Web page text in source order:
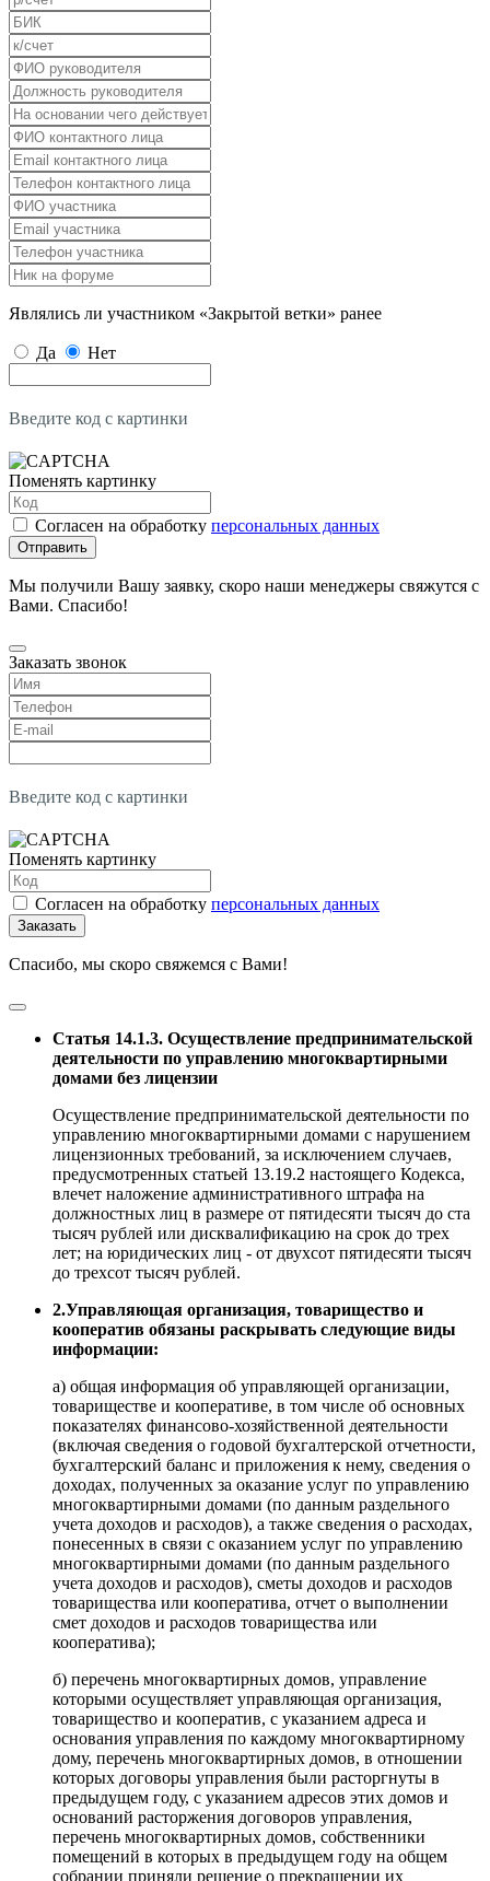
Являлись ли участником «Закрытой ветки» ранее
Да Нет
Введите код с картинки
Поменять картинку
Согласен на обработку персональных данных
Отправить
Мы получили Вашу заявку, скоро наши менеджеры свяжутся с
Вами. Спасибо!
Заказать звонок
Введите код с картинки
Поменять картинку
Согласен на обработку персональных данных
Заказать
Спасибо, мы скоро свяжемся с Вами!
Статья 14.1.3. Осуществление предпринимательской
деятельности по управлению многоквартирными
домами без лицензии
Осуществление предпринимательской деятельности по
управлению многоквартирными домами с нарушением
лицензионных требований, за исключением случаев,
предусмотренных статьей 13.19.2 настоящего Кодекса,
влечет наложение административного штрафа на
должностных лиц в размере от пятидесяти тысяч до ста
тысяч рублей или дисквалификацию на срок до трех
лет; на юридических лиц - от двухсот пятидесяти тысяч
до трехсот тысяч рублей.
2.Управляющая организация, товарищество и
кооператив обязаны раскрывать следующие виды
информации:
а) общая информация об управляющей организации,
товариществе и кооперативе, в том числе об основных
показателях финансово-хозяйственной деятельности
(включая сведения о годовой бухгалтерской отчетности,
бухгалтерский баланс и приложения к нему, сведения о
доходах, полученных за оказание услуг по управлению
многоквартирными домами (по данным раздельного
учета доходов и расходов), а также сведения о расходах,
понесенных в связи с оказанием услуг по управлению
многоквартирными домами (по данным раздельного
учета доходов и расходов), сметы доходов и расходов
товарищества или кооператива, отчет о выполнении
смет доходов и расходов товарищества или
кооператива);
б) перечень многоквартирных домов, управление
которыми осуществляет управляющая организация,
товарищество и кооператив, с указанием адреса и
основания управления по каждому многоквартирному
дому, перечень многоквартирных домов, в отношении
которых договоры управления были расторгнуты в
предыдущем году, с указанием адресов этих домов и
оснований расторжения договоров управления,
перечень многоквартирных домов, собственники
помещений в которых в предыдущем году на общем
собрании приняли решение о прекращении их